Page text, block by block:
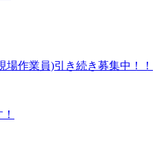
作業員)引き続き募集中！！